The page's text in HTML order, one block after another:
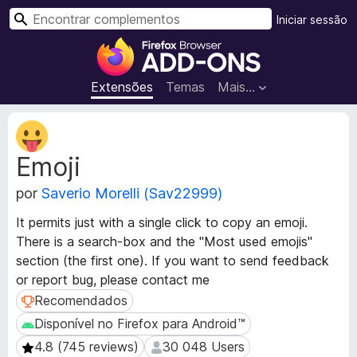
C
o
m
p
n
t
o
s
d
F
i
r
Extensões Temas Mais…
Iniciar sessão
P
Emoji
por Saverio Morelli (Sav22999)
It permits just with a single click to copy an emoji.
There is a search-box and the "Most used emojis"
section (the first one). If you want to send feedback
or report bug, please contact me
Recomendados
Recomendados
Disponível no Firefox para Android™
Disponível no Firefox para Android™
4.8 (745 reviews)
4.8 (745 reviews) 30 048 Users
30 048 Users
M
e
t
a
d
d
o
s
d
a
e
x
t